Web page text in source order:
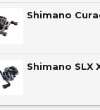
Shimano
Shimano SLX